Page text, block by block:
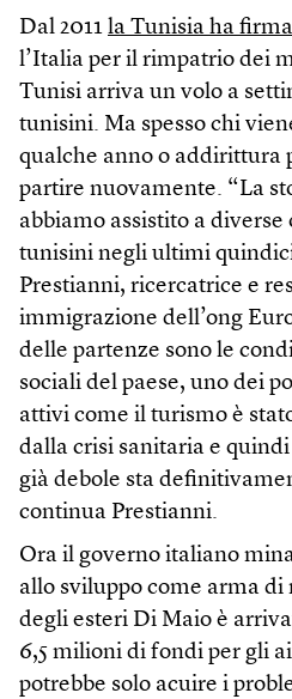
Dal 2011 la Tunisia ha
l’Italia per il rimpatrio dei
Tunisi arriva un volo a
tunisini. Ma spesso chi
qualche anno o addirittura
partire nuovamente. “La
abbiamo assistito a
tunisini negli ultimi
Prestianni, ricercatrice e
immigrazione dell’ong
delle partenze sono le
sociali del paese, uno dei
attivi come il turismo è
dalla crisi sanitaria e
già debole sta
continua Prestianni.
Ora il governo italiano
allo sviluppo come arma
degli esteri Di Maio è
6,5 milioni di fondi per gli
potrebbe solo acuire i